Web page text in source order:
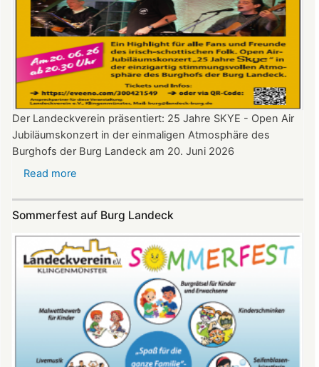
Der Landeckverein präsentiert: 25 Jahre SKYE - Open Air
Jubiläumskonzert in der einmaligen Atmosphäre des
Burghofs der Burg Landeck am 20. Juni 2026
Read more
auf
Burg
Landeck
am
Juni
2026
ab
20:30
Sommerfest auf Burg Landeck